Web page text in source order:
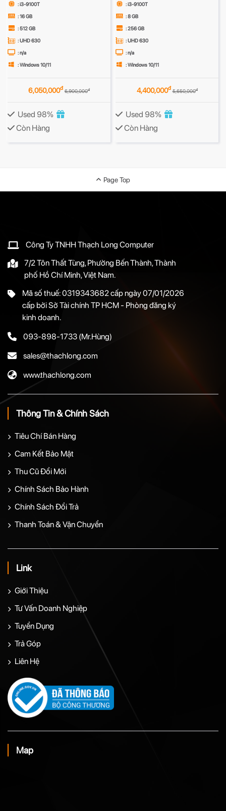
: i3-9100T
: 16 GB
: 512 GB
: UHD 630
: n/a
: Windows 10/11
6,050,000đ 6,900,000đ
Used 98%
Còn Hàng
: i3-9100T
: 8 GB
: 256 GB
: UHD 630
: n/a
: Windows 10/11
4,400,000đ 5,650,000đ
Used 98%
Còn Hàng
Page Top
Công Ty TNHH Thạch Long Computer
7/2 Tôn Thất Tùng, Phường Bến Thành, Thành
phố Hồ Chí Minh, Việt Nam.
Mã số thuế: 0319343682 cấp ngày 07/01/2026
cấp bởi Sở Tài chính TP HCM - Phòng đăng ký
kinh doanh.
093-898-1733 (Mr.Hùng)
sales@thachlong.com
www.thachlong.com
Thông Tin & Chính Sách
Tiêu Chí Bán Hàng
Cam Kết Bảo Mật
Thu Cũ Đổi Mới
Chính Sách Bảo Hành
Chính Sách Đổi Trả
Thanh Toán & Vận Chuyển
Link
Giới Thiệu
Tư Vấn Doanh Nghiệp
Tuyển Dụng
Trả Góp
Liên Hệ
Map